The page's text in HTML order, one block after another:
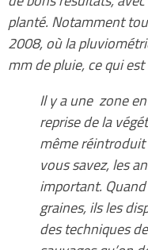
planté. Notamment
2008, où la
mm de pluie, ce qui
Il y a une zone
reprise de la
même réintroduit
vous savez, les
important.
graines, ils les
des techniques